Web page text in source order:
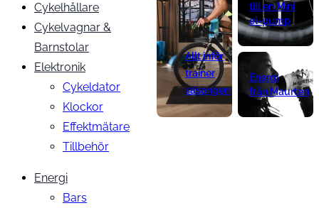
Cykelhållare
Cykelvagnar &
Barnstolar
Elektronik
Cykeldator
Klockor
Effektmätare
Tillbehör
Energi
Bars
Allt inför
trainer
säsongen
till en Mini
el-pump
Energi
från Maurten